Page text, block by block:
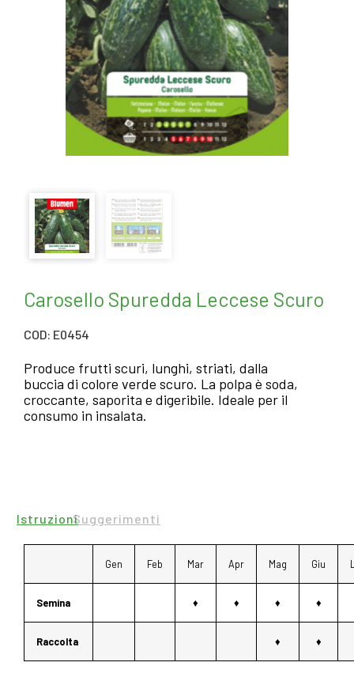
Carosello Spuredda Leccese Scuro
COD: E0454
Produce frutti scuri, lunghi, striati, dalla
buccia di colore verde scuro. La polpa è soda,
croccante, saporita e digeribile. Ideale per il
consumo in insalata.
IstruzioniSuggerimenti
Gen Feb Mar Apr Mag Giu
Semina ♦ ♦ ♦ ♦
Raccolta ♦ ♦